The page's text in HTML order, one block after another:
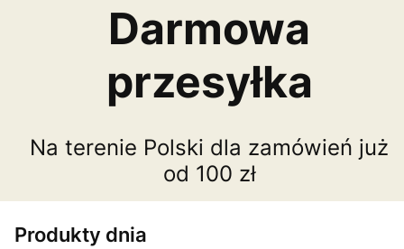
Darmowa
przesyłka
Na terenie Polski dla zamówień już
od 100 zł
Produkty dnia